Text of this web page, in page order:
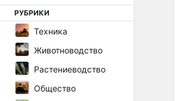
РУБРИКИ
Техника
Животноводство
Растениеводство
Общество